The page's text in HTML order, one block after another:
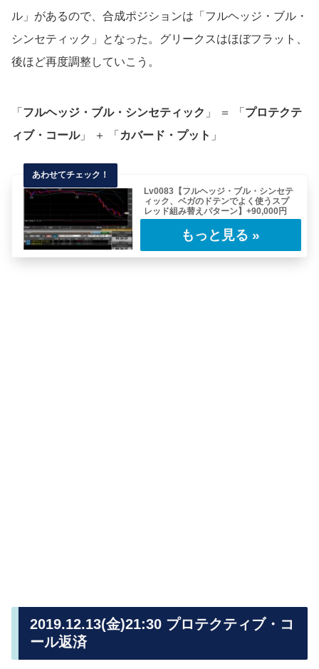
ル」があるので、合成ポジションは「フルヘッジ・ブル・
シンセティック」となった。グリークスはほぼフラット、
後ほど再度調整していこう。
「 フルヘッジ・ブル・シンセティック 」 ＝ 「 プロテクテ
ィブ・コール」 ＋ 「 カバード・プット 」
Lv0083【フルヘッジ・ブル・シンセテ
ィック、ベガのドテンでよく使うスプ
レッド組み替えパターン】+90,000円
ション「カバード・プット」の再エントリーと
2019.12.13(金)21:30 プロテクティブ・コ
ール返済